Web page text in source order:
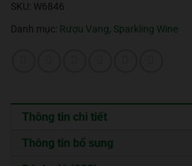
SKU: W6846
Danh mục: Rượu Vang, Sparkling Wine
Thông tin chi tiết
Thông tin bổ sung